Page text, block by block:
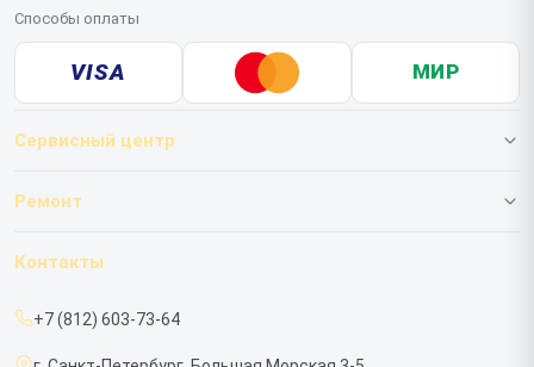
Способы оплаты
VISA МИР
Сервисный центр
О нашем сервисе
Срочный ремонт
Ремонт
ИБП
Контакты
+7 (812) 603-73-64